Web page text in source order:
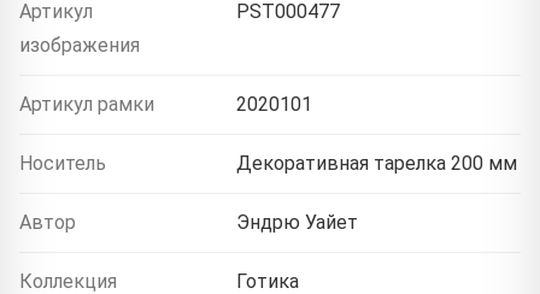
Артикул
изображения
PST000477
Артикул рамки 2020101
Носитель Декоративная тарелка 200 мм
Автор Эндрю Уайет
Коллекция Готика